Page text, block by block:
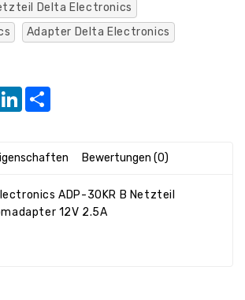
Delta Electronics
Adapter Delta Electronics
LinkedIn
Bewertungen (0)
ADP-30KR B Netzteil
12V 2.5A